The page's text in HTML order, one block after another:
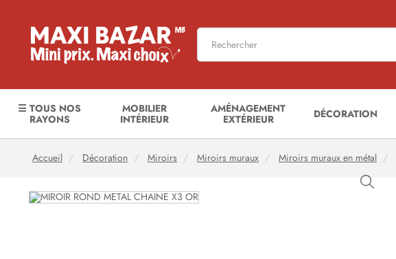
☰ TOUS NOS
RAYONS
MOBILIER
INTÉRIEUR
AMÉNAGEMENT
EXTÉRIEUR
DÉCORATION
Accueil Décoration Miroirs Miroirs muraux Miroirs muraux en métal